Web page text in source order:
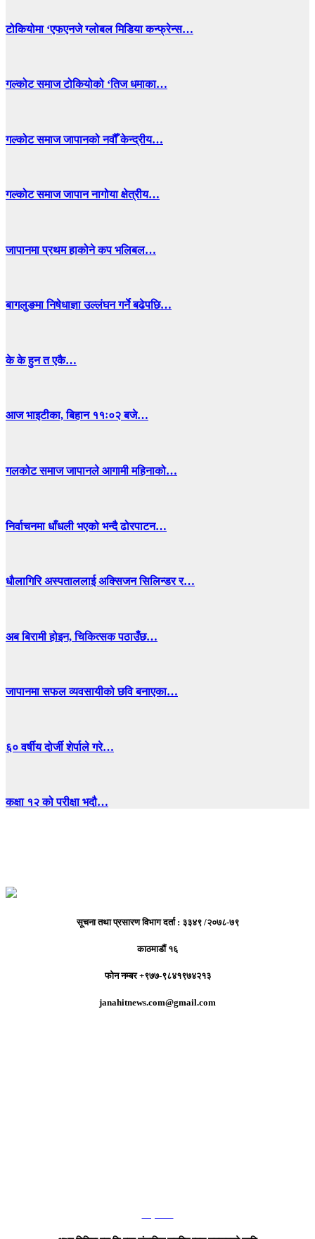
टोकियोमा ‘एफएनजे ग्लोबल मिडिया कन्फ्रेन्स…
गल्कोट समाज टोकियोको ‘तिज धमाका…
गल्कोट समाज जापानको नवौँ केन्द्रीय…
गल्कोट समाज जापान नागोया क्षेत्रीय…
जापानमा प्रथम हाकोने कप भलिबल…
बागलुङमा निषेधाज्ञा उल्लंघन गर्ने बढेपछि…
के के हुन त एकै…
आज भाइटीका, बिहान ११ः०२ बजे…
गलकोट समाज जापानले आगामी महिनाको…
निर्वाचनमा धाँधली भएको भन्दै ढोरपाटन…
धाैलागिरि अस्पताललाई अक्सिजन सिलिन्डर र…
अब बिरामी होइन, चिकित्सक पठाउँछ…
जापानमा सफल व्यवसायीको छवि बनाएका…
६० वर्षीय दोर्जी शेर्पाले गरे…
कक्षा १२ को परीक्षा भदौ…
सूचना तथा प्रसारण विभाग दर्ता : ३३४९ /२०७८-७९
काठमाडौं १६
फोन नम्बर +९७७-९८४१९७४२१३
janahitnews.com@gmail.com